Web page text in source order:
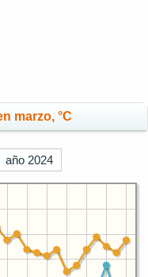
marzo, °C
año 2024